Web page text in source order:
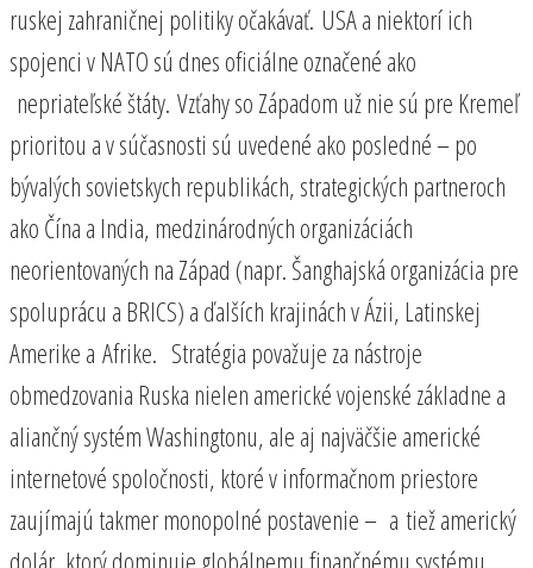
ruskej zahraničnej politiky očakávať. USA a niektorí ich
spojenci v NATO sú dnes oficiálne označené ako
nepriateľské štáty. Vzťahy so Západom už nie sú pre Kremeľ
prioritou a v súčasnosti sú uvedené ako posledné – po
bývalých sovietskych republikách, strategických partneroch
ako Čína a India, medzinárodných organizáciách
neorientovaných na Západ (napr. Šanghajská organizácia pre
spoluprácu a BRICS) a ďalších krajinách v Ázii, Latinskej
Amerike a Afrike. Stratégia považuje za nástroje
obmedzovania Ruska nielen americké vojenské základne a
aliančný systém Washingtonu, ale aj najväčšie americké
internetové spoločnosti, ktoré v informačnom priestore
zaujímajú takmer monopolné postavenie – a tiež americký
dolár, ktorý dominuje globálnemu finančnému systému.